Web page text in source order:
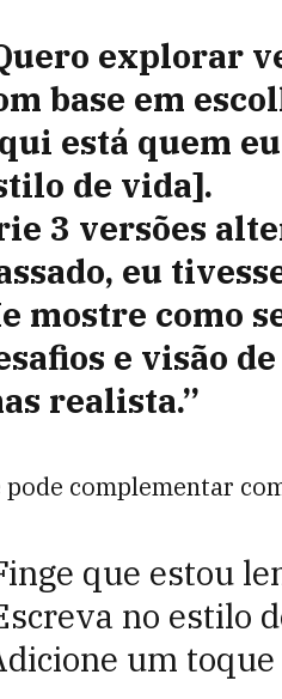
explorar
base em
está quem
de vida].
3 versões
eu
mostre como
e visão
realista.”
pode complementar
que estou
no estilo
um